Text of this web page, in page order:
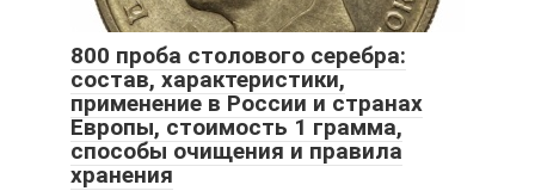
800 проба столового серебра:
состав, характеристики,
применение в России и странах
Европы, стоимость 1 грамма,
способы очищения и правила
хранения